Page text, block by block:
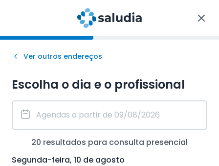
Ver outros endereços
Escolha o dia e o profissional
20 resultados para consulta presencial
Segunda-feira, 10 de agosto